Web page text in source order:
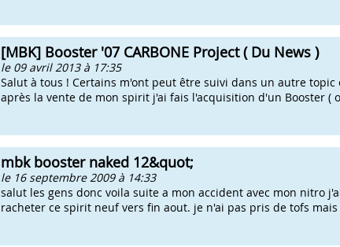
[MBK] Booster '07 CARBONE Project ( Du News )
le 09 avril 2013 à 17:35
Salut à tous ! Certains m'ont peut être suivi dans un autre
après la vente de mon spirit j'ai fais l'acquisition d'un Booster (
mbk booster naked 12&quot;
le 16 septembre 2009 à 14:33
salut les gens donc voila suite a mon accident avec mon nitro
racheter ce spirit neuf vers fin aout. je n'ai pas pris de tofs